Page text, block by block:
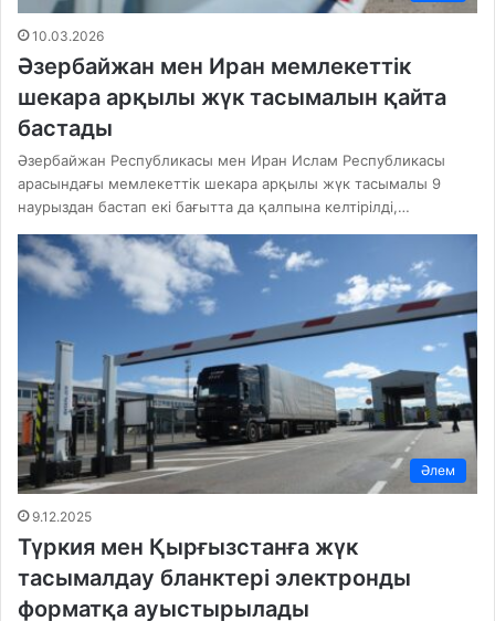
10.03.2026
Әзербайжан мен Иран мемлекеттік
шекара арқылы жүк тасымалын қайта
бастады
Әзербайжан Республикасы мен Иран Ислам Республикасы
арасындағы мемлекеттік шекара арқылы жүк тасымалы 9
наурыздан бастап екі бағытта да қалпына келтірілді,…
Әлем
9.12.2025
Түркия мен Қырғызстанға жүк
тасымалдау бланктері электронды
форматқа ауыстырылады